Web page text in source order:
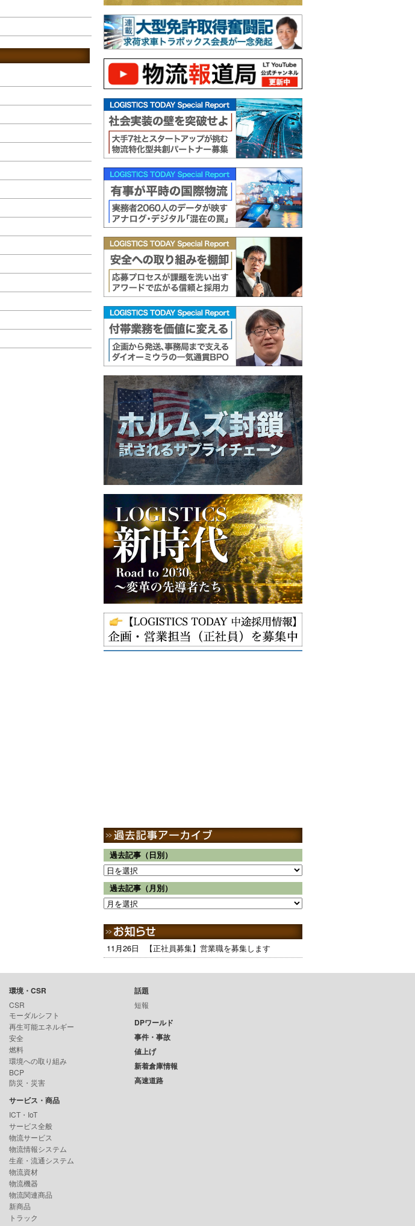
過去記事（日別）
過去記事（月別）
11月26日 【正社員募集】営業職を募集します
環境・CSR
CSR
モーダルシフト
再生可能エネルギー
安全
燃料
環境への取り組み
BCP
防災・災害
サービス・商品
ICT・IoT
サービス全般
物流サービス
物流情報システム
生産・流通システム
物流資材
物流機器
物流関連商品
新商品
トラック
話題
短報
DPワールド
事件・事故
値上げ
新着倉庫情報
高速道路